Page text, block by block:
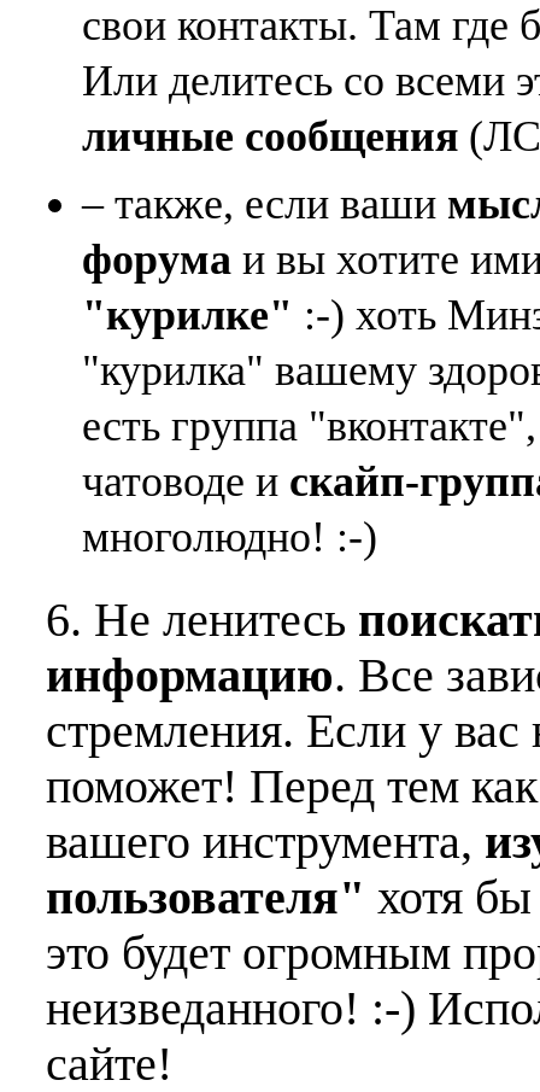
свои контакты. Там где
Или делитесь со всеми
личные сообщения
– также, если ваши
форума и вы хотите
"курилке" :-) хоть
"курилка" вашему
есть группа
чатоводе и скайп-
многолюдно! :-)
6. Не ленитесь
информацию. Все
стремления. Если у
поможет! Перед тем
вашего инструмента,
пользователя" хотя
это будет огромным
неизведанного! :-)
сайте!